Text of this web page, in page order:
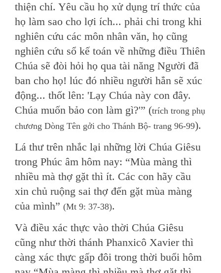
thiện chí. Yêu cầu họ xử dụng trí thức của
họ làm sao cho lợi ích... phải chi trong khi
nghiên cứu các môn nhân văn, họ cũng
nghiên cứu sổ kế toán về những điều Thiên
Chúa sẽ đòi hỏi họ qua tài năng Người đã
ban cho họ! lúc đó nhiều người hẳn sẽ xúc
động... thốt lên: 'Lạy Chúa này con đây.
Chúa muốn bảo con làm gì?'” (trích trong phụ
chương Dòng Tên gởi cho Thánh Bộ- trang 96-99).
Lá thư trên nhắc lại những lời Chúa Giêsu
trong Phúc âm hôm nay: “Mùa màng thì
nhiều mà thợ gặt thì ít. Các con hãy cầu
xin chủ ruộng sai thợ đến gặt mùa màng
của mình” (Mt 9: 37-38).
Và điều xác thực vào thời Chúa Giêsu
cũng như thời thánh Phanxicô Xavier thì
càng xác thực gấp đôi trong thời buổi hôm